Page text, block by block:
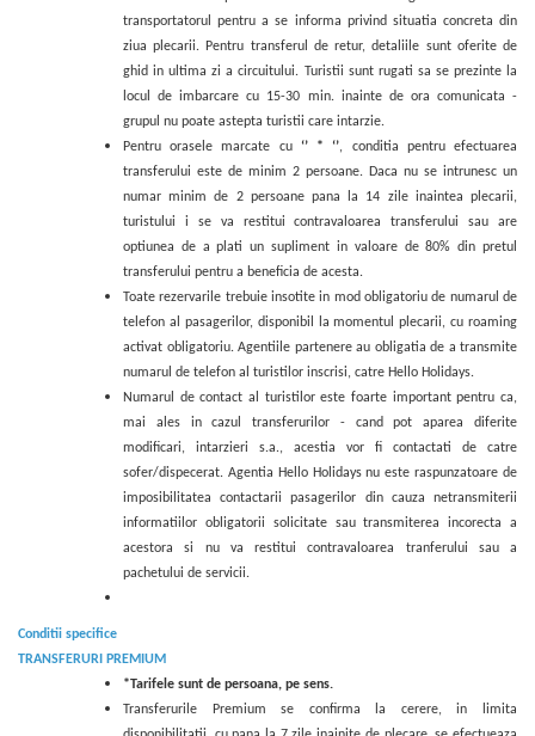
transportatorul pentru a se informa privind situatia concreta din
ziua plecarii. Pentru transferul de retur, detaliile sunt oferite de
ghid in ultima zi a circuitului. Turistii sunt rugati sa se prezinte la
locul de imbarcare cu 15-30 min. inainte de ora comunicata -
grupul nu poate astepta turistii care intarzie.
Pentru orasele marcate cu ‘’ * ‘’, conditia pentru efectuarea
transferului este de minim 2 persoane. Daca nu se intrunesc un
numar minim de 2 persoane pana la 14 zile inaintea plecarii,
turistului i se va restitui contravaloarea transferului sau are
optiunea de a plati un supliment in valoare de 80% din pretul
transferului pentru a beneficia de acesta.
Toate rezervarile trebuie insotite in mod obligatoriu de numarul de
telefon al pasagerilor, disponibil la momentul plecarii, cu roaming
activat obligatoriu. Agentiile partenere au obligatia de a transmite
numarul de telefon al turistilor inscrisi, catre Hello Holidays.
Numarul de contact al turistilor este foarte important pentru ca,
mai ales in cazul transferurilor - cand pot aparea diferite
modificari, intarzieri s.a., acestia vor fi contactati de catre
sofer/dispecerat. Agentia Hello Holidays nu este raspunzatoare de
imposibilitatea contactarii pasagerilor din cauza netransmiterii
informatiilor obligatorii solicitate sau transmiterea incorecta a
acestora si nu va restitui contravaloarea tranferului sau a
pachetului de servicii.
Conditii specifice
TRANSFERURI PREMIUM
*Tarifele sunt de persoana, pe sens.
Transferurile Premium se confirma la cerere, in limita